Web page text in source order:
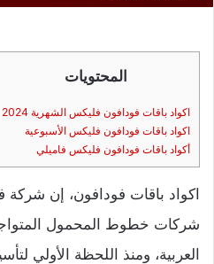
المحتويات
اكواد باقات فودافون فليكس الشهرية 2024
اكواد باقات فودافون فليكس الأسبوعية
أكواد باقات فودافون فليكس فاميلي
اكواد باقات فودافون، إن
شركات خطوط المحمول
العربية، ومنذ اللحظة الأولي